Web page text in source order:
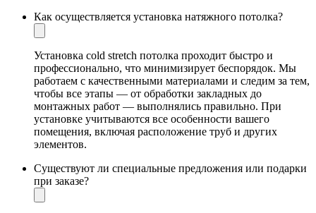
Как осуществляется установка натяжного потолка?
Установка cold stretch потолка проходит быстро и
профессионально, что минимизирует беспорядок. Мы
работаем с качественными материалами и следим за тем,
чтобы все этапы — от обработки закладных до
монтажных работ — выполнялись правильно. При
установке учитываются все особенности вашего
помещения, включая расположение труб и других
элементов.
Существуют ли специальные предложения или подарки
при заказе?